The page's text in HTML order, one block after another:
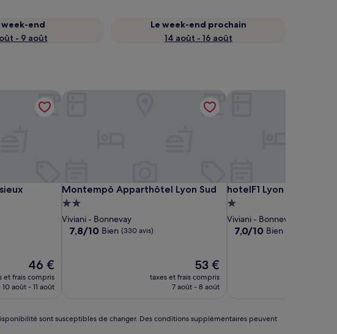
week-end
- 9 août
Le week-end prochain
14 août - 16 août
Le
nouveau
prix
46 €
46 €
et frais compris
10 août - 11 août
Montempô Apparthôtel Lyon Sud
Montempô Apparthôtel Lyon Sud
Hébergement
2.0 étoiles
Viviani - Bonnevay
7.8
7,8/10 Bien (330 avis)
Le
nouveau
prix
53 €
53 €
taxes et frais compris
7 août - 8 août
Montempô Apparthôtel Lyon Sud
hotelF1 Lyon Gerland
hotelF1 Lyon Gerland
Hébergement
1.0 étoile
Viviani - Bonnevay
7.0
7,0/10 Bien
sont susceptibles de changer. Des conditions supplémentaires peuvent